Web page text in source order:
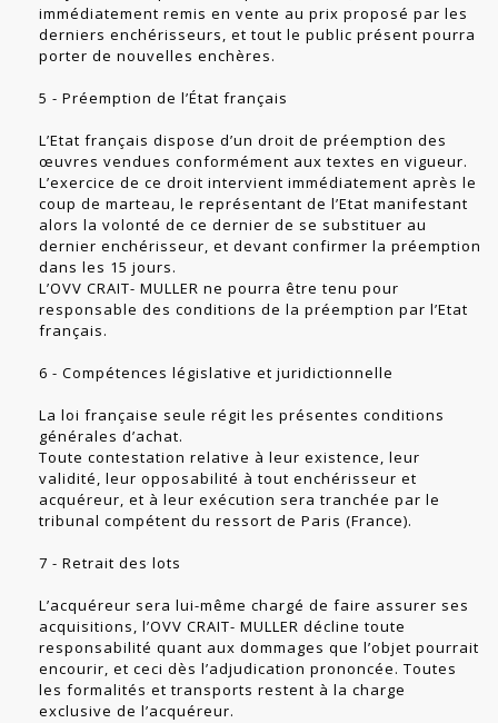
immédiatement remis en vente au prix proposé par les
derniers enchérisseurs, et tout le public présent pourra
porter de nouvelles enchères.
5 - Préemption de l’État français
L’Etat français dispose d’un droit de préemption des
œuvres vendues conformément aux textes en vigueur.
L’exercice de ce droit intervient immédiatement après le
coup de marteau, le représentant de l’Etat manifestant
alors la volonté de ce dernier de se substituer au
dernier enchérisseur, et devant confirmer la préemption
dans les 15 jours.
L’OVV CRAIT- MULLER ne pourra être tenu pour
responsable des conditions de la préemption par l’Etat
français.
6 - Compétences législative et juridictionnelle
La loi française seule régit les présentes conditions
générales d’achat.
Toute contestation relative à leur existence, leur
validité, leur opposabilité à tout enchérisseur et
acquéreur, et à leur exécution sera tranchée par le
tribunal compétent du ressort de Paris (France).
7 - Retrait des lots
L’acquéreur sera lui-même chargé de faire assurer ses
acquisitions, l’OVV CRAIT- MULLER décline toute
responsabilité quant aux dommages que l’objet pourrait
encourir, et ceci dès l’adjudication prononcée. Toutes
les formalités et transports restent à la charge
exclusive de l’acquéreur.